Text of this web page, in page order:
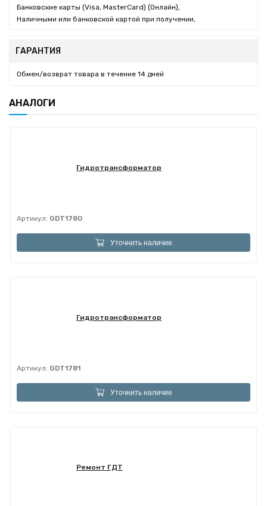
Банковские карты (Visa, MasterCard) (Онлайн),
Наличными или банковской картой при получении,
ГАРАНТИЯ
Обмен/возврат товара в течение 14 дней
АНАЛОГИ
Гидротрансформатор
Артикул: GDT1780
Уточнить наличие
Гидротрансформатор
Артикул: GDT1781
Уточнить наличие
Ремонт ГДТ